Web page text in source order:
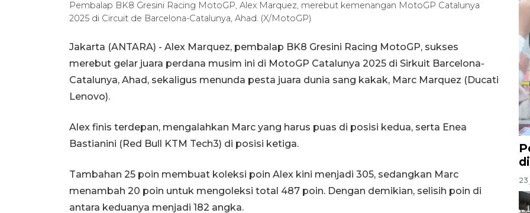
Pembalap BK8 Gresini Racing MotoGP, Alex Marquez, merebut kemenangan MotoGP Catalunya
2025 di Circuit de Barcelona-Catalunya, Ahad. (X/MotoGP)
Jakarta (ANTARA) - Alex Marquez, pembalap BK8 Gresini Racing MotoGP, sukses
merebut gelar juara perdana musim ini di MotoGP Catalunya 2025 di Sirkuit Barcelona-
Catalunya, Ahad, sekaligus menunda pesta juara dunia sang kakak, Marc Marquez (Ducati
Lenovo).
Alex finis terdepan, mengalahkan Marc yang harus puas di posisi kedua, serta Enea
Bastianini (Red Bull KTM Tech3) di posisi ketiga.
Tambahan 25 poin membuat koleksi poin Alex kini menjadi 305, sedangkan Marc
menambah 20 poin untuk mengoleksi total 487 poin. Dengan demikian, selisih poin di
antara keduanya menjadi 182 angka.
23